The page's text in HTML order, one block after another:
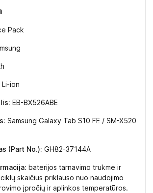
Pack
Li-ion
EB-BX526ABE
Samsung Galaxy Tab S10 FE / SM-X520
(Part No.): GH82-37144A
baterijos tarnavimo trukmė ir
skaičius priklauso nuo naudojimo
įpročių ir aplinkos temperatūros.